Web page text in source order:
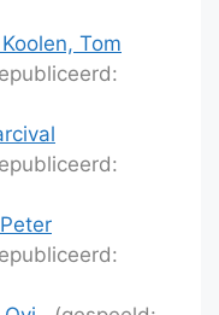
Tom